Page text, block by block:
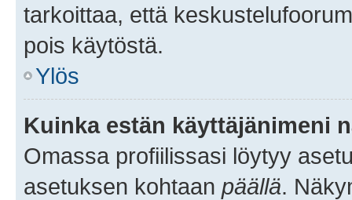
tarkoittaa, että
pois käytöstä.
Ylös
Kuinka estän käyttäjänimeni
Omassa profiilissasi löytyy
asetuksen kohtaan päällä.